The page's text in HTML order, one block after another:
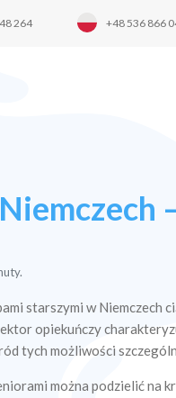
264 +48 536 866
starszymi w
opiekuńczy
tych możliwości
można podzielić na